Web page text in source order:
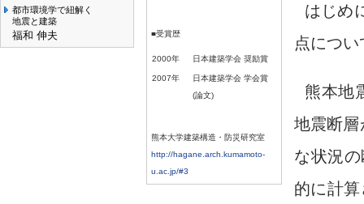
都市環境学で紐解く
地震と建築
福和 伸夫
■受賞歴
2000年 日本建築学会 奨励賞
2007年
日本建築学会 学会賞
(論文)
熊本大学建築構造・防災研究室
http://hagane.arch.kumamoto-
u.ac.jp/#3
はじめ
点につ
熊本地
地震断
な状況
的に計